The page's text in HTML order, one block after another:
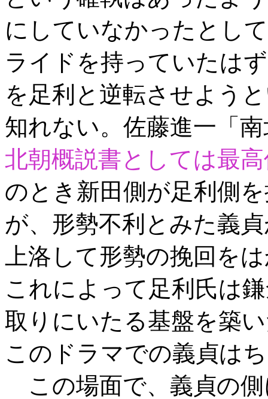
にしていなかったとし
ライドを持っていたは
を足利と逆転させよう
知れない。佐藤進一「
北朝概説書としては最
のとき新田側が足利側
が、形勢不利とみた義
上洛して形勢の挽回を
これによって足利氏は
取りにいたる基盤を築
このドラマでの義貞は
この場面で、義貞の